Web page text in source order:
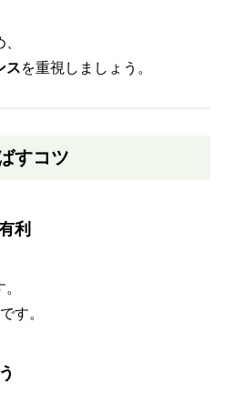
スを重視しましょう。
すコツ
利
す。